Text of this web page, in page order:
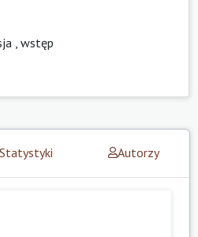
wstęp
Statystyki Autorzy